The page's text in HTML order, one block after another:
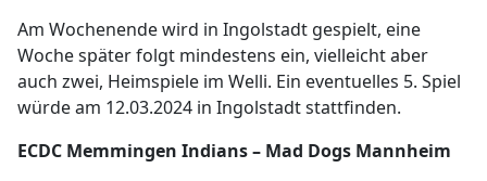
Am Wochenende wird in Ingolstadt gespielt, eine
Woche später folgt mindestens ein, vielleicht aber
auch zwei, Heimspiele im Welli. Ein eventuelles 5. Spiel
würde am 12.03.2024 in Ingolstadt stattfinden.
ECDC Memmingen Indians – Mad Dogs Mannheim